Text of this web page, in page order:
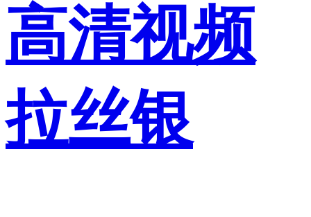
高清视频
拉丝银